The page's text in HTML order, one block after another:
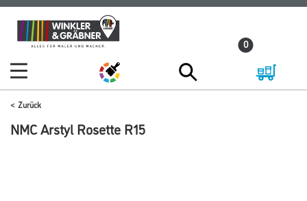
Zum
Inhalt
Zum
Navigationsmenü
0
Zurück
NMC Arstyl Rosette R15